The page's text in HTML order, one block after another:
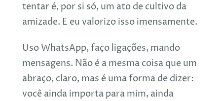
tentar é, por si só, um ato de cultivo da
amizade. E eu valorizo isso imensamente.
Uso WhatsApp, faço ligações, mando
mensagens. Não é a mesma coisa que um
abraço, claro, mas é uma forma de dizer:
você ainda importa para mim, ainda